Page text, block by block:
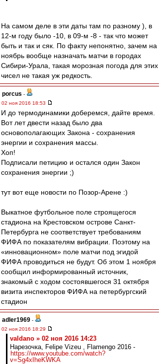
На самом деле в эти даты там по разному ), в
12-м году было -10, в 09-м -8 - так что может
быть и так и сяк. По факту непонятно, зачем на
ноябрь вообще назначать матчи в городах
Сибири-Урала, такая морозная погода для этих
чисел не такая уж редкость.
porcus -
02 ноя 2016 18:53
И до термодинамики доберемся, дайте время.
Вот лет двести назад было два
основополагающих Закона - сохранения
энергии и сохранения массы.
Хоп!
Подписали петицию и остался один Закон
сохранения энергии ;)
тут вот еще новости по Позор-Арене :)
Выкатное футбольное поле строящегося
стадиона на Крестовском острове Санкт-
Петербурга не соответствует требованиям
ФИФА по показателям вибрации. Поэтому на
«инновационном» поле матчи под эгидой
ФИФА проводиться не будут. Об этом 1 ноября
сообщил информированный источник,
знакомый с ходом состоявшегося 31 октября
визита инспекторов ФИФА на петербургский
стадион
adler1969 -
02 ноя 2016 18:29
valdano » 02 ноя 2016 14:23
Нарезочка, Felipe Vizeu , Flamengo 2016 -
https://www.youtube.com/watch?
v=Sg4xIheKWKA